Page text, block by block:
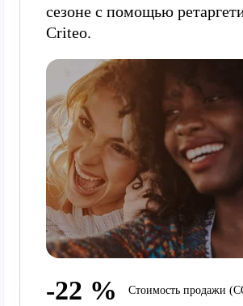
сезоне с помощью
Criteo.
-22 % Стоимость продажи